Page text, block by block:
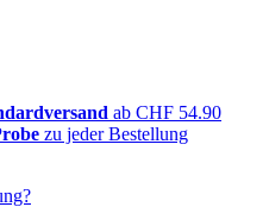
ab CHF 54.90
zu jeder Bestellung